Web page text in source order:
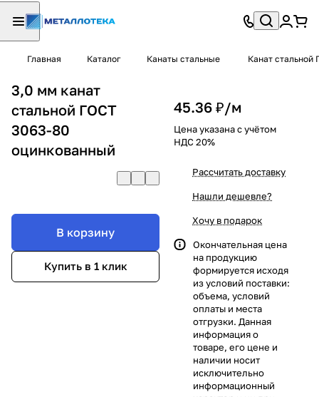
Главная Каталог Канаты стальные Канат стальной
3,0 мм канат
стальной ГОСТ
3063-80
оцинкованный
В корзину
Купить в 1 клик
45.36 ₽/м
Цена указана с учётом
НДС 20%
Рассчитать доставку
Нашли дешевле?
Хочу в подарок
Окончательная цена
на продукцию
формируется исходя
из условий поставки:
объема, условий
оплаты и места
отгрузки. Данная
информация о
товаре, его цене и
наличии носит
исключительно
информационный